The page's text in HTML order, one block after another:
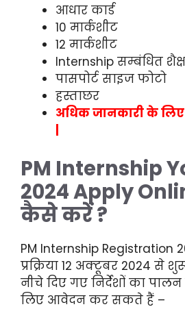
आधार कार्ड
10 मार्कशीट
12 मार्कशीट
Internship सम्बंधित
पासपोर्ट साइज फोटो
हस्ताछर
अधिक जानकारी के
PM Internship
2024 Apply
कैसे करें ?
PM Internship Registration
प्रक्रिया 12 अक्टूबर 2024 से
नीचे दिए गए निर्देशों का
लिए आवेदन कर सकते हैं –